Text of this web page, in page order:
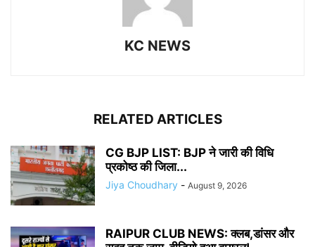
KC NEWS
RELATED ARTICLES
CG BJP LIST: BJP ने जारी की विधि
प्रकोष्ठ की जिला...
Jiya Choudhary - August 9, 2026
RAIPUR CLUB NEWS: क्लब,डांसर और